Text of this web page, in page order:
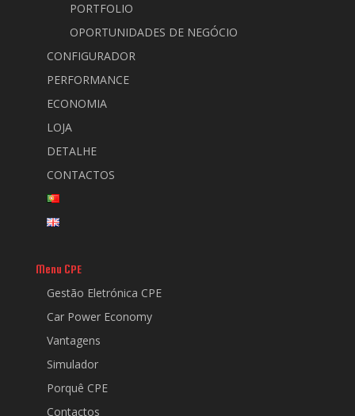
PORTFOLIO
OPORTUNIDADES DE NEGÓCIO
CONFIGURADOR
PERFORMANCE
ECONOMIA
LOJA
DETALHE
CONTACTOS
Menu CPE
Gestão Eletrónica CPE
Car Power Economy
Vantagens
Simulador
Porquê CPE
Contactos